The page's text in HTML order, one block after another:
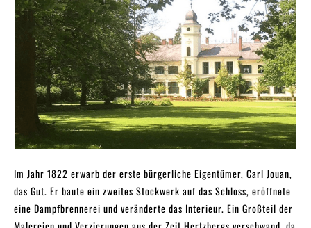
Im Jahr 1822 erwarb der erste bürgerliche Eigentümer, Carl Jouan,
das Gut. Er baute ein zweites Stockwerk auf das Schloss, eröffnete
eine Dampfbrennerei und veränderte das Interieur. Ein Großteil der